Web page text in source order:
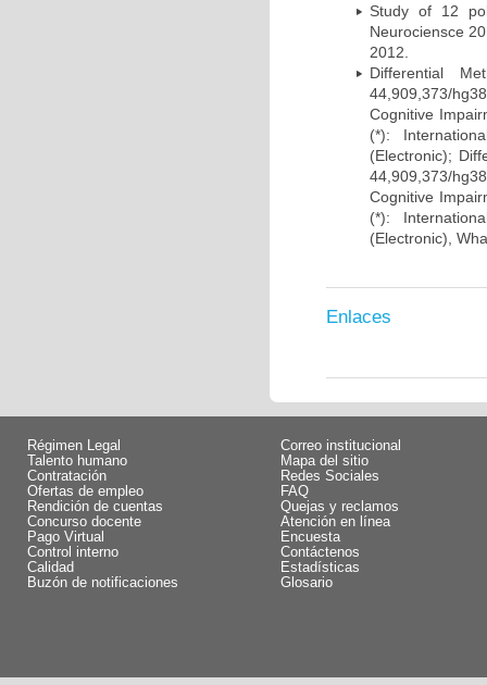
Study of 12
Neurociensce
2012.
Differential
44,909,373/
Cognitive
(*):
(Electronic);
44,909,373/
Cognitive
(*):
(Electronic),
Enlaces
Régimen Legal
Talento humano
Contratación
Ofertas de empleo
Rendición de cuentas
Concurso docente
Pago Virtual
Control interno
Calidad
Buzón de notificaciones
Correo institucional
Mapa del sitio
Redes Sociales
FAQ
Quejas y reclamos
Atención en línea
Encuesta
Contáctenos
Estadísticas
Glosario